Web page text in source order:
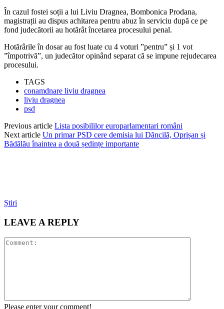
În cazul fostei soții a lui Liviu Dragnea, Bombonica Prodana,
magistrații au dispus achitarea pentru abuz în serviciu după ce pe
fond judecătorii au hotărât încetarea procesului penal.
Hotărârile în dosar au fost luate cu 4 voturi ”pentru” și 1 vot
”împotrivă”, un judecător opinând separat că se impune rejudecarea
procesului.
TAGS
conamdnare liviu dragnea
liviu dragnea
psd
Previous article Lista posibililor europarlamentari români
Next article Un primar PSD cere demisia lui Dăncilă, Oprișan și
Bădălău înaintea a două ședințe importante
Știri
LEAVE A REPLY
Please enter your comment!